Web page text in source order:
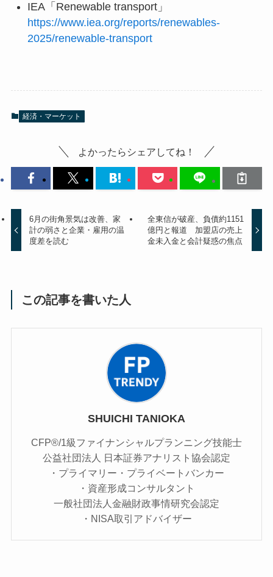
IEA「Renewable transport」
https://www.iea.org/reports/renewables-
2025/renewable-transport
経済・マーケット
よかったらシェアしてね！
6月の街角景気は改善、家
計の弱さと企業・雇用の温
度差を読む
全東信が破産、負債約1151
億円と報道 加盟店の売上
金未入金と会計疑惑の焦点
この記事を書いた人
SHUICHI TANIOKA
CFP®/1級ファイナンシャルプランニング技能士
公益社団法人 日本証券アナリスト協会認定
・プライマリー・プライベートバンカー
・資産形成コンサルタント
一般社団法人金融財政事情研究会認定
・NISA取引アドバイザー